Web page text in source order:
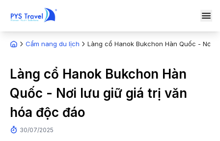
Cẩm nang du lịch Làng cổ Hanok Bukchon Hàn Quốc - Nơi
Làng cổ Hanok Bukchon Hàn
Quốc - Nơi lưu giữ giá trị văn
hóa độc đáo
30/07/2025